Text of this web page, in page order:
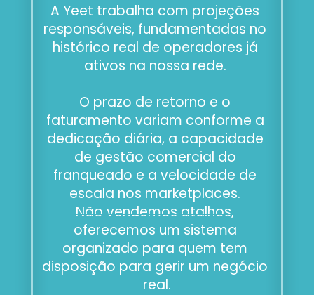
A Yeet trabalha com projeções
responsáveis, fundamentadas no
histórico real de operadores já
ativos na nossa rede.
O prazo de retorno e o
faturamento variam conforme a
dedicação diária, a capacidade
de gestão comercial do
franqueado e a velocidade de
escala nos marketplaces.
Não vendemos atalhos,
oferecemos um sistema
organizado para quem tem
disposição para gerir um negócio
real.